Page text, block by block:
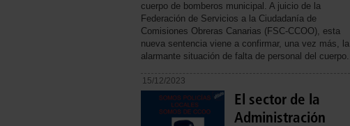
cuerpo de bomberos municipal. A juicio de la
Federación de Servicios a la Ciudadanía de
Comisiones Obreras Canarias (FSC-CCOO), esta
nueva sentencia viene a confirmar, una vez más, la
alarmante situación de falta de personal del cuerpo.
15/12/2023
El sector de la
Administración